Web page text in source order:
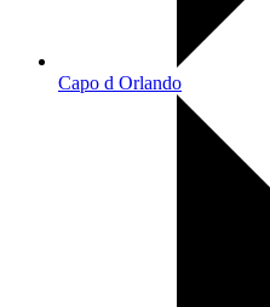
Capo d Orlando